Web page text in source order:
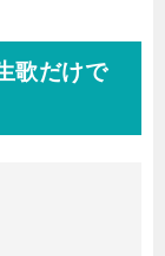
歌だけで